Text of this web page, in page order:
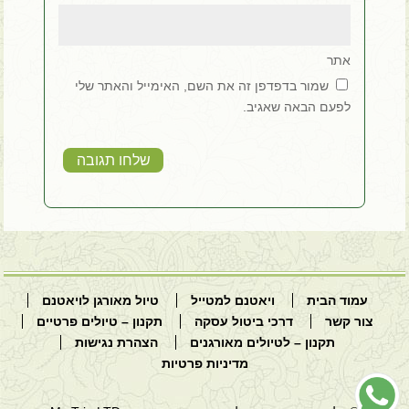
בנפרד, אז יישר כח לכם ותמשיכו בדרך הזאת. תודה על
טיול חווייתי בויאטנם וקמבודיה
אתר
שמור בדפדפן זה את השם, האימייל והאתר שלי
לפעם הבאה שאגיב.
עמוד הבית ויאטנם למטייל
טיול מאורגן לויאטנם
צור קשר
דרכי ביטול עסקה
תקנון – טיולים פרטיים
תקנון – לטיולים מאורגנים
הצהרת נגישות
מדיניות פרטיות